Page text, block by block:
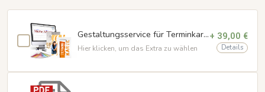
Gestaltungsservice für Terminkarten
Hier klicken, um das Extra zu wählen
+ 39,00 €
Details